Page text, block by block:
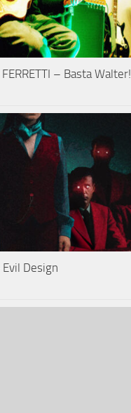
FERRETTI – Basta Walter!
Evil Design